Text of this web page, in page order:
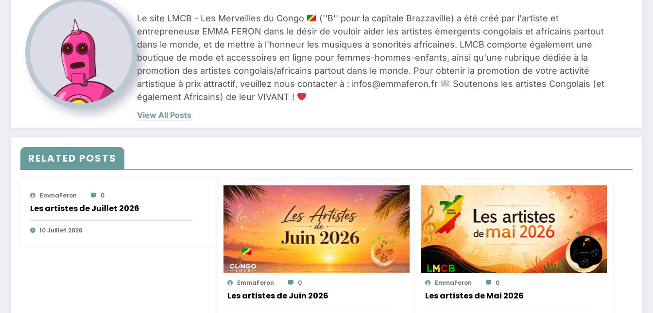
Le site LMCB - Les Merveilles du Congo
(''B'' pour la capitale Brazzaville) a été créé par l'artiste et
entrepreneuse EMMA FERON dans le désir de vouloir aider les artistes émergents congolais et africains partout
dans le monde, et de mettre à l'honneur les musiques à sonorités africaines. LMCB comporte également une
boutique de mode et accessoires en ligne pour femmes-hommes-enfants, ainsi qu'une rubrique dédiée à la
promotion des artistes congolais/africains partout dans le monde. Pour obtenir la promotion de votre activité
artistique à prix attractif, veuillez nous contacter à : infos@emmaferon.fr
Soutenons les artistes Congolais (et
également Africains) de leur VIVANT !
View All Posts
RELATED POSTS
EmmaFeron 0
Les artistes de Juillet 2026
10 Juillet 2026
EmmaFeron 0
Les artistes de Juin 2026
EmmaFeron 0
Les artistes de Mai 2026